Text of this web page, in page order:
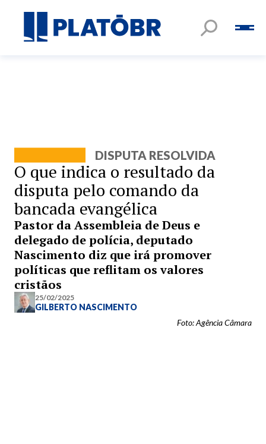
DISPUTA RESOLVIDA
O que indica o resultado da
disputa pelo comando da
bancada evangélica
Pastor da Assembleia de Deus e
delegado de polícia, deputado
Nascimento diz que irá promover
políticas que reflitam os valores
cristãos
25/02/2025
GILBERTO NASCIMENTO
Foto: Agência Câmara